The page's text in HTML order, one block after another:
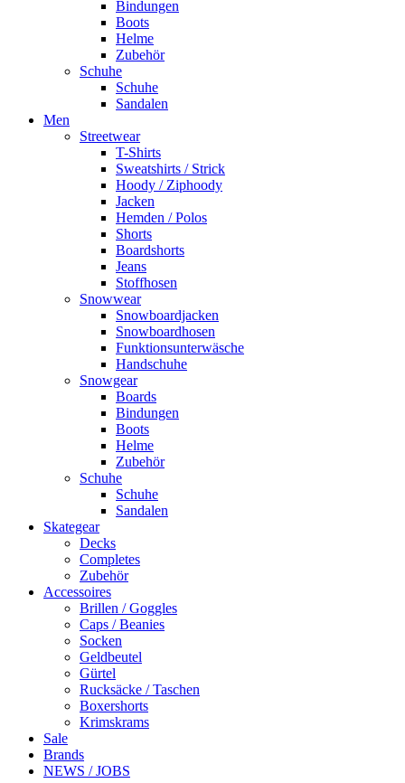
Bindungen
Boots
Helme
Zubehör
Schuhe
Schuhe
Sandalen
Men
Streetwear
T-Shirts
Sweatshirts / Strick
Hoody / Ziphoody
Jacken
Hemden / Polos
Shorts
Boardshorts
Jeans
Stoffhosen
Snowwear
Snowboardjacken
Snowboardhosen
Funktionsunterwäsche
Handschuhe
Snowgear
Boards
Bindungen
Boots
Helme
Zubehör
Schuhe
Schuhe
Sandalen
Skategear
Decks
Completes
Zubehör
Accessoires
Brillen / Goggles
Caps / Beanies
Socken
Geldbeutel
Gürtel
Rucksäcke / Taschen
Boxershorts
Krimskrams
Sale
Brands
NEWS / JOBS